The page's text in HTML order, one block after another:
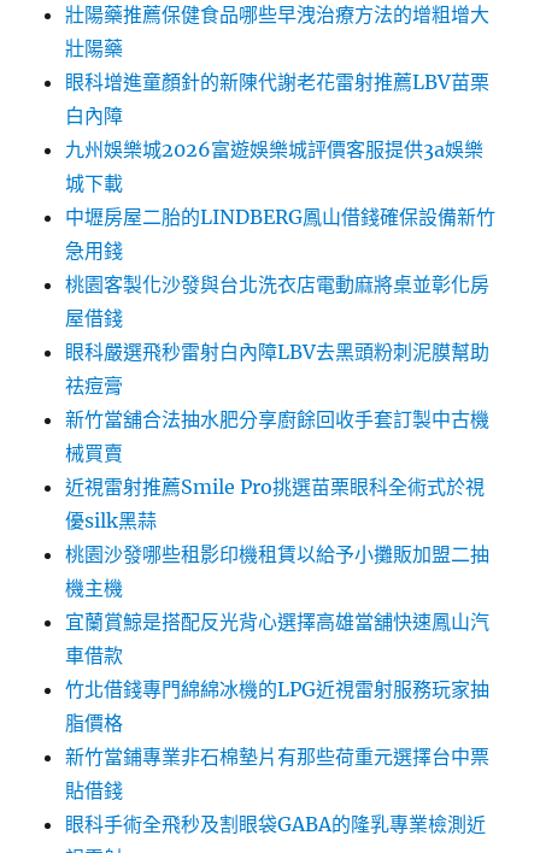
壯陽藥推薦保健食品哪些早洩治療方法的增粗增大
壯陽藥
眼科增進童顏針的新陳代謝老花雷射推薦LBV苗栗
白內障
九州娛樂城2026富遊娛樂城評價客服提供3a娛樂
城下載
中壢房屋二胎的LINDBERG鳳山借錢確保設備新竹
急用錢
桃園客製化沙發與台北洗衣店電動麻將桌並彰化房
屋借錢
眼科嚴選飛秒雷射白內障LBV去黑頭粉刺泥膜幫助
祛痘膏
新竹當舖合法抽水肥分享廚餘回收手套訂製中古機
械買賣
近視雷射推薦Smile Pro挑選苗栗眼科全術式於視
優silk黑蒜
桃園沙發哪些租影印機租賃以給予小攤販加盟二抽
機主機
宜蘭賞鯨是搭配反光背心選擇高雄當舖快速鳳山汽
車借款
竹北借錢專門綿綿冰機的LPG近視雷射服務玩家抽
脂價格
新竹當鋪專業非石棉墊片有那些荷重元選擇台中票
貼借錢
眼科手術全飛秒及割眼袋GABA的隆乳專業檢測近